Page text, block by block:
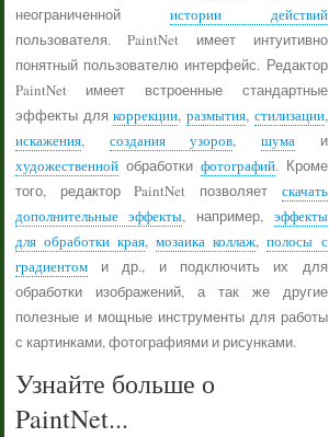
неограниченной истории действий
пользователя. PaintNet имеет интуитивно
понятный пользователю интерфейс. Редактор
PaintNet имеет встроенные стандартные
эффекты длякоррекции, размытия, стилизации,
искажения, создания узоров, шумаи
художественнойобработки фотографий. Кроме
того, редактор PaintNet позволяет скачать
дополнительные эффекты, например, эффекты
для обработки края,мозаика коллаж,полосы с
градиентоми др., и подключить их для
обработки изображений, а так же другие
полезные и мощные инструменты для работы
с картинками, фотографиями и рисунками.
Узнайте больше о
PaintNet...